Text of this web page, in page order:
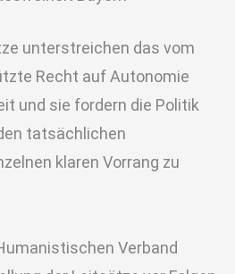
unterstreichen das vom
Recht auf Autonomie
und sie fordern die Politik
tatsächlichen
klaren Vorrang zu
Verband